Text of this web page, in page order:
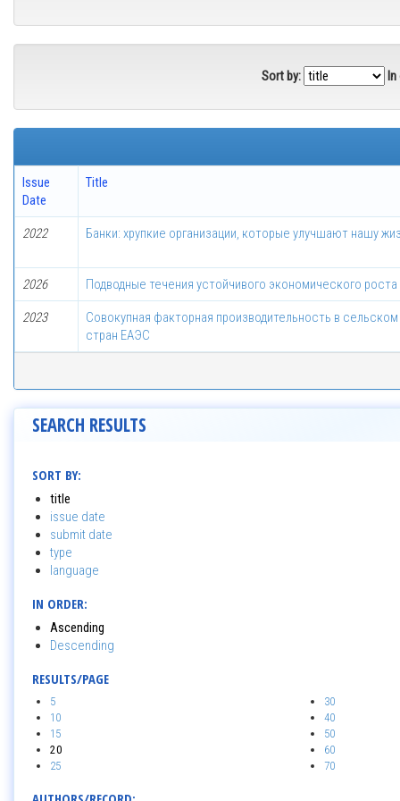
Sort by: In
Issue
Date
Title
2022 Банки: хрупкие организации, которые улучшают нашу
2026 Подводные течения устойчивого экономического роста
2023
Совокупная факторная производительность в
стран ЕАЭС
SEARCH RESULTS
SORT BY:
title
issue date
submit date
type
language
IN ORDER:
Ascending
Descending
RESULTS/PAGE
5
10
15
20
25
30
40
50
60
70